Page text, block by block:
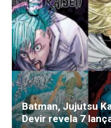
Batman, Jujutsu
Devir revela 7